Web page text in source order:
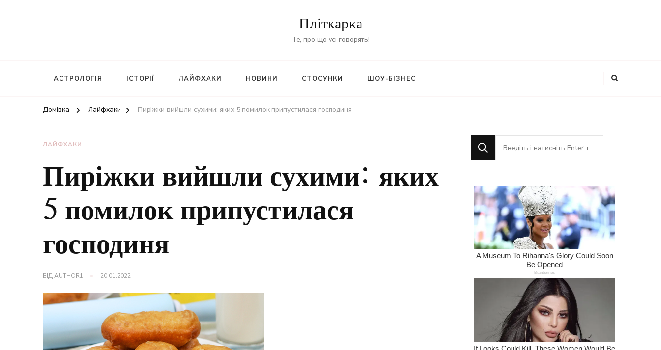
Пліткарка
Те, про що усі говорять!
АСТРОЛОГІЯ ІСТОРІЇ ЛАЙФХАКИ НОВИНИ СТОСУНКИ ШОУ-БІЗНЕС
Домівка Лайфхаки Пиріжки вийшли сухими: яких 5 помилок припустилася господиня
ЛАЙФХАКИ
Пиріжки вийшли сухими: яких
5 помилок припустилася
господиня
ВІДAUTHOR1 20.01.2022
Шукаєте
щось?